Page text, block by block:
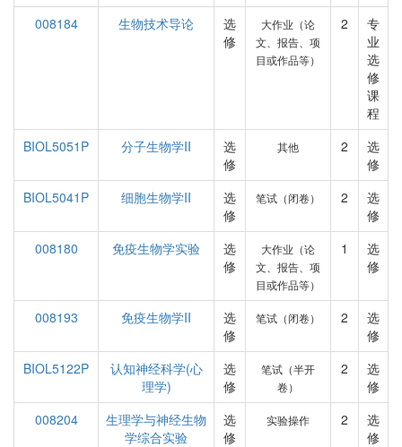
008184
生物技术导论
选
修
大作业（论
文、报告、项
目或作品等）
2
专
业
选
修
课
程
BIOL5051P
分子生物学II
选
修
其他 2
选
修
BIOL5041P
细胞生物学II
选
修
笔试（闭卷） 2
选
修
008180
免疫生物学实验
选
修
大作业（论
文、报告、项
目或作品等）
1
选
修
008193 免疫生物学II
选
修
笔试（闭卷） 2
选
修
BIOL5122P
认知神经科学(心
理学)
选
修
笔试（半开
卷）
2
选
修
008204
生理学与神经生物
学综合实验
选
修
实验操作 2
选
修